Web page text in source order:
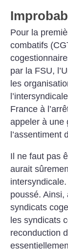
Pour la
combatifs
par la FSU,
les
France à
appeler à une
l’assentiment
Il ne faut pas
aurait
poussé.
syndicats
les syndicats
reconduction